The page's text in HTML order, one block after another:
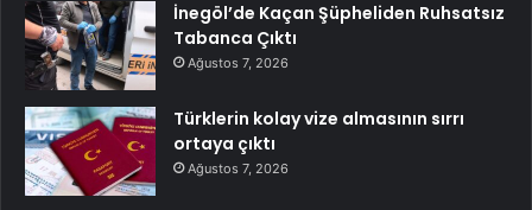
İnegöl’de Kaçan Şüpheliden Ruhsatsız
Tabanca Çıktı
Ağustos 7, 2026
Türklerin kolay vize almasının sırrı
ortaya çıktı
Ağustos 7, 2026